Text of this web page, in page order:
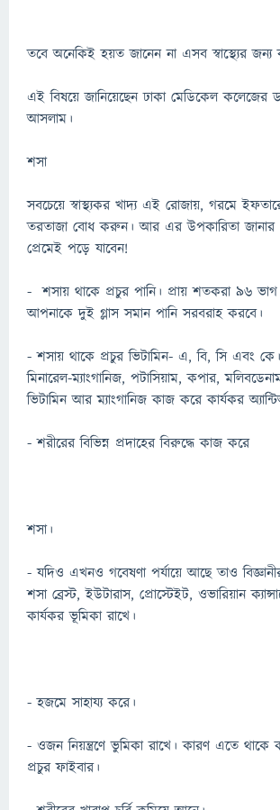
তবে অনেকিই হয়ত জানেন না এসব স্বাস্থ্যের
এই বিষয়ে জানিয়েছেন ঢাকা মেডিকেল কলেজের
আসলাম।
শসা
সবচেয়ে স্বাস্থ্যকর খাদ্য এই রোজায়, গরমে
তরতাজা বোধ করুন। আর এর উপকারিতা
প্রেমেই পড়ে যাবেন!
- শসায় থাকে প্রচুর পানি। প্রায় শতকরা ৯৬ ভাগ
আপনাকে দুই গ্লাস সমান পানি সরবরাহ করবে।
- শসায় থাকে প্রচুর ভিটামিন- এ, বি, সি এবং
মিনারেল-ম্যাংগানিজ, পটাসিয়াম, কপার,
ভিটামিন আর ম্যাংগানিজ কাজ করে কার্যকর
- শরীরের বিভিন্ন প্রদাহের বিরুদ্ধে কাজ করে
শসা।
- যদিও এখনও গবেষণা পর্যায়ে আছে তাও
শসা ব্রেস্ট, ইউটারাস, প্রোস্টেইট, ওভারিয়ান
কার্যকর ভূমিকা রাখে।
- হজমে সাহায্য করে।
- ওজন নিয়ন্ত্রণে ভুমিকা রাখে। কারণ এতে
প্রচুর ফাইবার।